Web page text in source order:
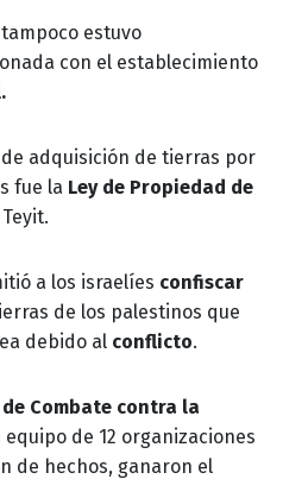
tampoco estuvo
con el establecimiento
adquisición de tierras por
fue la Ley de Propiedad de
a los israelíes confiscar
de los palestinos que
debido al conflicto.
Combate contra la
equipo de 12 organizaciones
de hechos, ganaron el